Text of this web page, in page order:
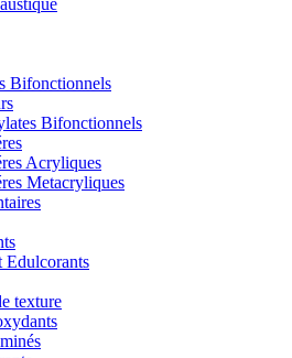
Bifonctionnels
Bifonctionnels
Acryliques
Metacryliques
Edulcorants
texture